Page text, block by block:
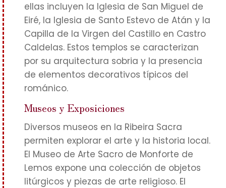
ellas incluyen la Iglesia de San Miguel de
Eiré, la Iglesia de Santo Estevo de Atán y la
Capilla de la Virgen del Castillo en Castro
Caldelas. Estos templos se caracterizan
por su arquitectura sobria y la presencia
de elementos decorativos típicos del
románico.
Museos y Exposiciones
Diversos museos en la Ribeira Sacra
permiten explorar el arte y la historia local.
El Museo de Arte Sacro de Monforte de
Lemos expone una colección de objetos
litúrgicos y piezas de arte religioso. El